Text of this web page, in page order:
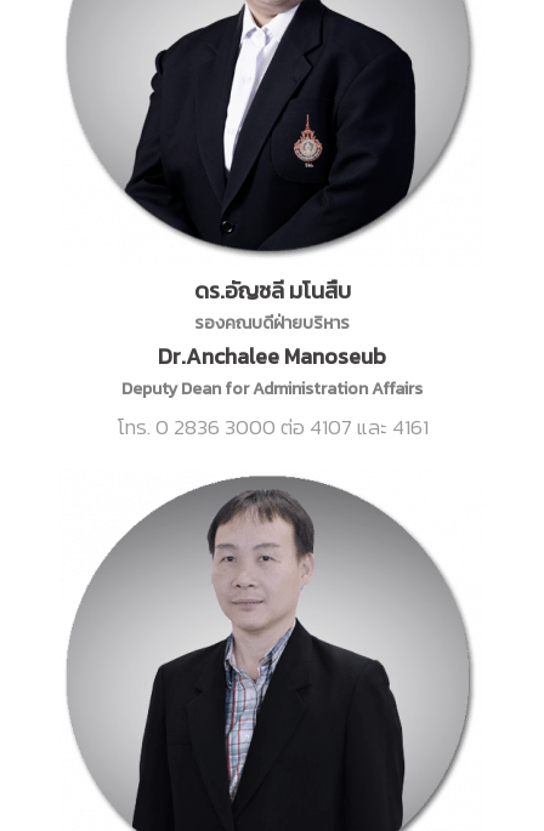
ดร.อัญชลี มโนสืบ
รองคณบดีฝ่ายบริหาร
Dr.Anchalee Manoseub
Deputy Dean for Administration Affairs
โทร. 0 2836 3000 ต่อ 4107 และ 4161